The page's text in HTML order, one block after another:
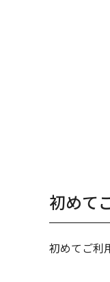
初めて
初めてご利